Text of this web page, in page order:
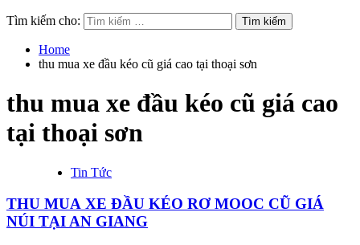
Tìm kiếm cho:
Home
thu mua xe đầu kéo cũ giá cao tại thoại sơn
thu mua xe đầu kéo cũ giá cao
tại thoại sơn
Tin Tức
THU MUA XE ĐẦU KÉO RƠ MOOC CŨ GIÁ
NÚI TẠI AN GIANG